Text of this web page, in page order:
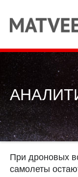
При дроновых
самолеты